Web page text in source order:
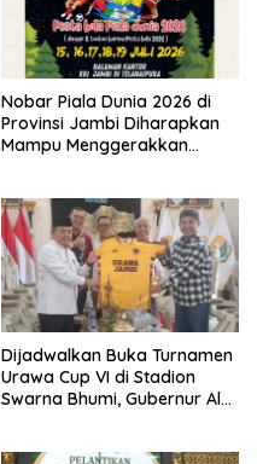
Nobar Piala Dunia 2026 di
Provinsi Jambi Diharapkan
Mampu Menggerakkan
Dijadwalkan Buka Turnamen
Urawa Cup VI di Stadion
Swarna Bhumi, Gubernur Al